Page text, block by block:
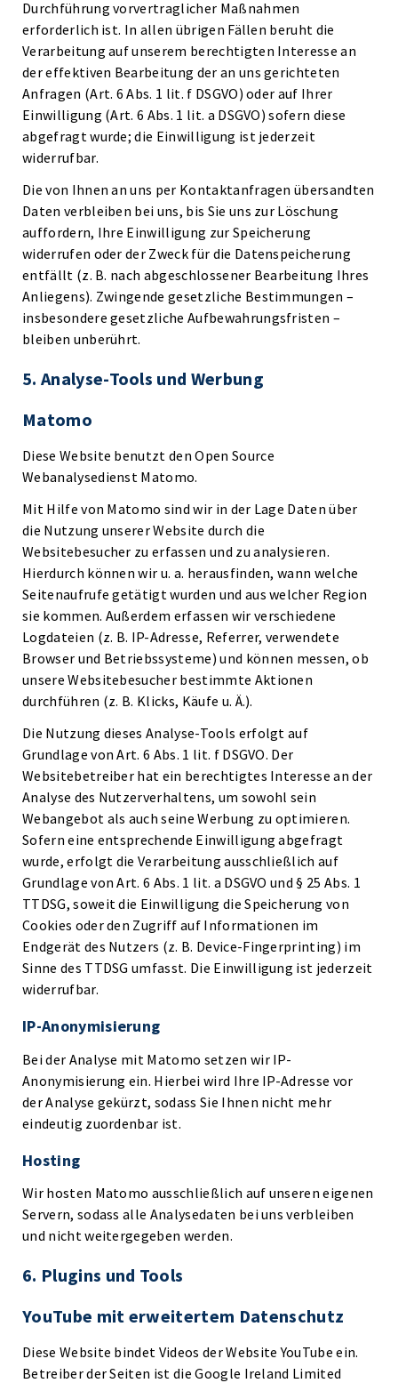
Durchführung vorvertraglicher Maßnahmen
erforderlich ist. In allen übrigen Fällen beruht die
Verarbeitung auf unserem berechtigten Interesse an
der effektiven Bearbeitung der an uns gerichteten
Anfragen (Art. 6 Abs. 1 lit. f DSGVO) oder auf Ihrer
Einwilligung (Art. 6 Abs. 1 lit. a DSGVO) sofern diese
abgefragt wurde; die Einwilligung ist jederzeit
widerrufbar.
Die von Ihnen an uns per Kontaktanfragen übersandten
Daten verbleiben bei uns, bis Sie uns zur Löschung
auffordern, Ihre Einwilligung zur Speicherung
widerrufen oder der Zweck für die Datenspeicherung
entfällt (z. B. nach abgeschlossener Bearbeitung Ihres
Anliegens). Zwingende gesetzliche Bestimmungen –
insbesondere gesetzliche Aufbewahrungsfristen –
bleiben unberührt.
5. Analyse-Tools und Werbung
Matomo
Diese Website benutzt den Open Source
Webanalysedienst Matomo.
Mit Hilfe von Matomo sind wir in der Lage Daten über
die Nutzung unserer Website durch die
Websitebesucher zu erfassen und zu analysieren.
Hierdurch können wir u. a. herausfinden, wann welche
Seitenaufrufe getätigt wurden und aus welcher Region
sie kommen. Außerdem erfassen wir verschiedene
Logdateien (z. B. IP-Adresse, Referrer, verwendete
Browser und Betriebssysteme) und können messen, ob
unsere Websitebesucher bestimmte Aktionen
durchführen (z. B. Klicks, Käufe u. Ä.).
Die Nutzung dieses Analyse-Tools erfolgt auf
Grundlage von Art. 6 Abs. 1 lit. f DSGVO. Der
Websitebetreiber hat ein berechtigtes Interesse an der
Analyse des Nutzerverhaltens, um sowohl sein
Webangebot als auch seine Werbung zu optimieren.
Sofern eine entsprechende Einwilligung abgefragt
wurde, erfolgt die Verarbeitung ausschließlich auf
Grundlage von Art. 6 Abs. 1 lit. a DSGVO und § 25 Abs. 1
TTDSG, soweit die Einwilligung die Speicherung von
Cookies oder den Zugriff auf Informationen im
Endgerät des Nutzers (z. B. Device-Fingerprinting) im
Sinne des TTDSG umfasst. Die Einwilligung ist jederzeit
widerrufbar.
IP-Anonymisierung
Bei der Analyse mit Matomo setzen wir IP-
Anonymisierung ein. Hierbei wird Ihre IP-Adresse vor
der Analyse gekürzt, sodass Sie Ihnen nicht mehr
eindeutig zuordenbar ist.
Hosting
Wir hosten Matomo ausschließlich auf unseren eigenen
Servern, sodass alle Analysedaten bei uns verbleiben
und nicht weitergegeben werden.
6. Plugins und Tools
YouTube mit erweitertem Datenschutz
Diese Website bindet Videos der Website YouTube ein.
Betreiber der Seiten ist die Google Ireland Limited